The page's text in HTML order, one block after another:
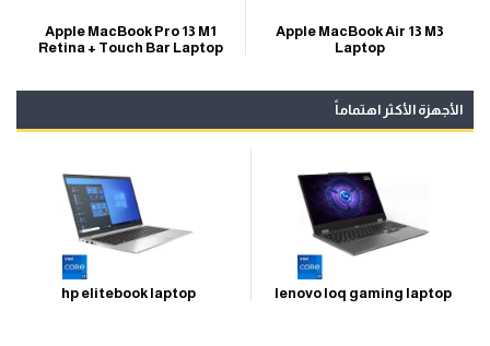
Apple MacBook Air 13 M3
Laptop
Apple MacBook Pro 13 M1
Retina + Touch Bar Laptop
الأجهزة الأكثر اهتماماً
lenovo loq gaming laptop
hp elitebook laptop